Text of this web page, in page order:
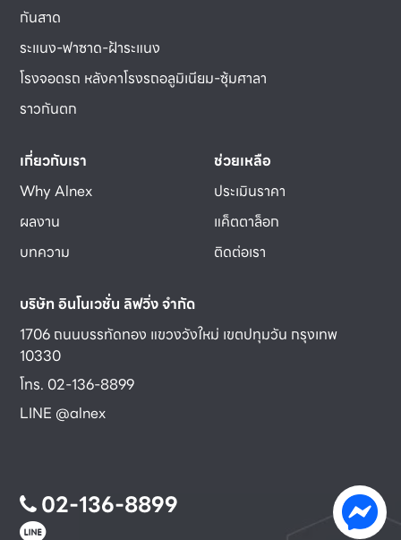
กันสาด
ระแนง-ฟาซาด-ฝ้าระแนง
โรงจอดรถ หลังคาโรงรถอลูมิเนียม-ซุ้มศาลา
ราวกันตก
เกี่ยวกับเรา
Why Alnex
ผลงาน
บทความ
ช่วยเหลือ
ประเมินราคา
แค็ตตาล็อก
ติดต่อเรา
บริษัท อินโนเวชั่น ลิฟวิ่ง จำกัด
1706 ถนนบรรทัดทอง แขวงวังใหม่ เขตปทุมวัน กรุงเทพ
10330
โทร. 02-136-8899
LINE @alnex
02-136-8899